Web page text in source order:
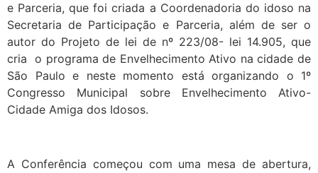
e Parceria, que foi criada a Coordenadoria do idoso na
Secretaria de Participação e Parceria, além de ser o
autor do Projeto de lei de nº 223/08- lei 14.905, que
cria o programa de Envelhecimento Ativo na cidade de
São Paulo e neste momento está organizando o 1º
Congresso Municipal sobre Envelhecimento Ativo-
Cidade Amiga dos Idosos.
A Conferência começou com uma mesa de abertura,